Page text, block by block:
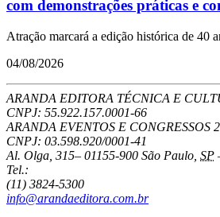
com demonstrações práticas e
Atração marcará a edição histórica de 40
04/08/2026
ARANDA EDITORA TÉCNICA E
CNPJ: 55.922.157.0001-66
ARANDA EVENTOS E CONGRESSOS
CNPJ: 03.598.920/0001-41
Al. Olga, 315– 01155-900 São Paulo SP
Tel.:
(11) 3824-5300
info@arandaeditora.com.br